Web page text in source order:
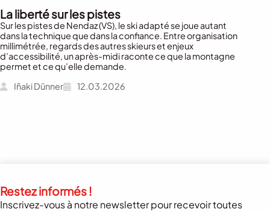
La liberté sur les pistes
Sur les pistes de Nendaz (VS), le ski adapté se joue autant
dans la technique que dans la confiance. Entre organisation
millimétrée, regards des autres skieurs et enjeux
d’accessibilité, un après-midi raconte ce que la montagne
permet et ce qu’elle demande.
Iñaki Dünner
12.03.2026
Restez informés !
Inscrivez-vous à notre newsletter pour recevoir toutes